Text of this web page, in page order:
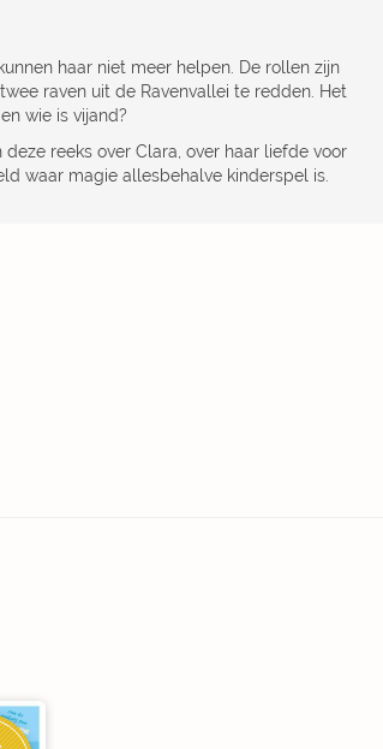
haar niet meer helpen. De rollen zijn
raven uit de Ravenvallei te redden. Het
wie is vijand?
reeks over Clara, over haar liefde voor
waar magie allesbehalve kinderspel is.